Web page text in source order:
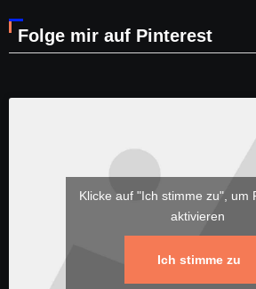
Folge mir auf Pinterest
Klicke auf "Ich stimme zu", um
aktivieren
Ich stimme zu